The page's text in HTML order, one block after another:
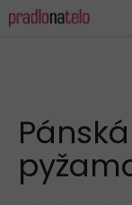
na
K
o
o
p
o
t